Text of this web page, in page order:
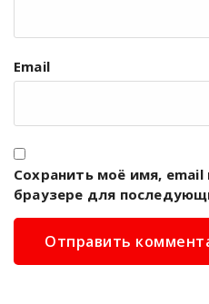
Email
Сохранить моё имя, email
браузере для